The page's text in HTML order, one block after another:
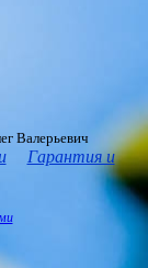
Валерьевич
Гарантия и